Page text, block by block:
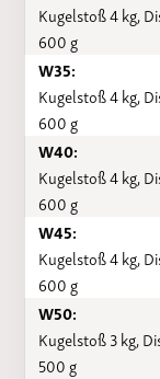
Kugelstoß 4 kg,
600 g
W35:
Kugelstoß 4 kg,
600 g
W40:
Kugelstoß 4 kg,
600 g
W45:
Kugelstoß 4 kg,
600 g
W50:
Kugelstoß 3 kg,
500 g